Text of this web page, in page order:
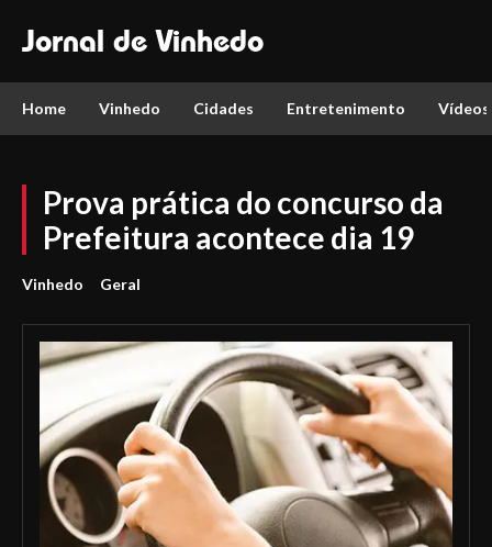
Jornal de Vinhedo
Home Vinhedo Cidades Entretenimento Vídeos
Prova prática do concurso da
Prefeitura acontece dia 19
Vinhedo Geral